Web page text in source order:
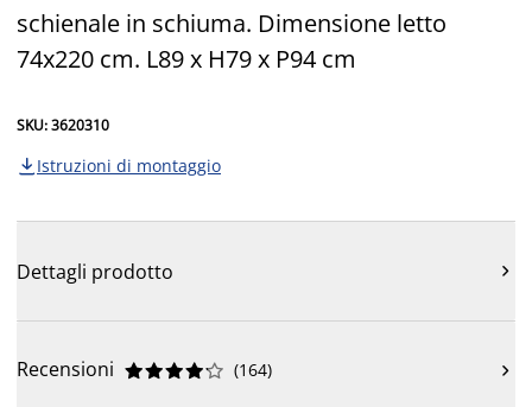
schienale in schiuma. Dimensione letto
74x220 cm. L89 x H79 x P94 cm
SKU: 3620310
 Istruzioni di montaggio
Dettagli prodotto 
Recensioni 




 (164) 